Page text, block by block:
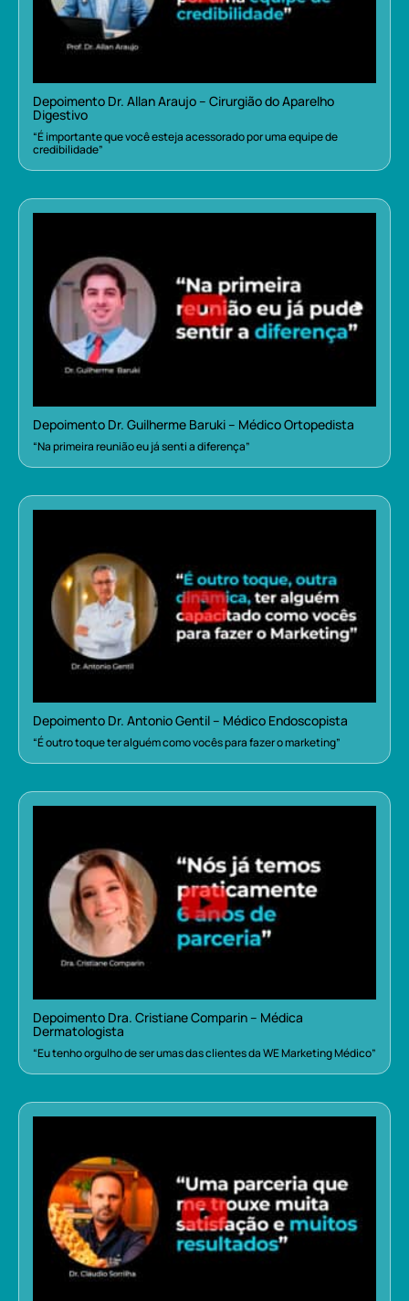
Depoimento Dr. Allan Araujo – Cirurgião do Aparelho
Digestivo
“É importante que você esteja acessorado por uma equipe de
credibilidade”
Depoimento Dr. Guilherme Baruki – Médico Ortopedista
“Na primeira reunião eu já senti a diferença”
Depoimento Dr. Antonio Gentil – Médico Endoscopista
“É outro toque ter alguém como vocês para fazer o marketing”
Depoimento Dra. Cristiane Comparin – Médica
Dermatologista
“Eu tenho orgulho de ser umas das clientes da WE Marketing Médico”